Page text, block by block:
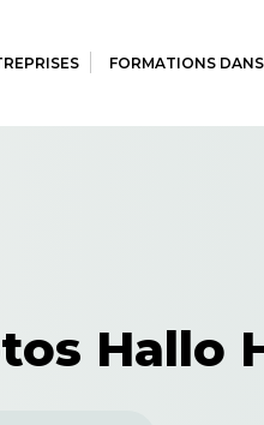
FORMATIONS
Hallo